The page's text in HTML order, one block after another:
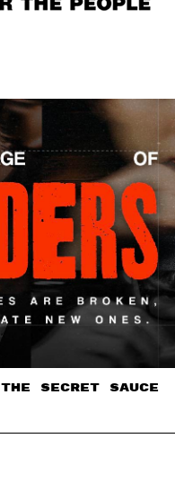
THE SECRET SAUCE​